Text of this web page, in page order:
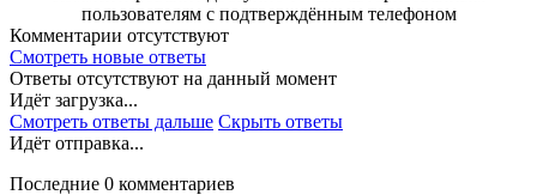
пользователям с подтверждённым телефоном
Комментарии отсутствуют
Смотреть новые ответы
Ответы отсутствуют на данный момент
Идёт загрузка...
Смотреть ответы дальше Скрыть ответы
Идёт отправка...
Последние 0 комментариев